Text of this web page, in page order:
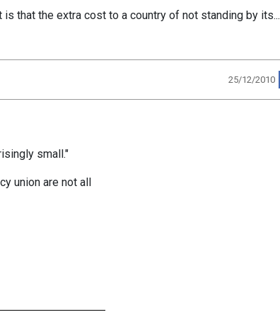
that the extra cost to a country of not standing by its...
25/12/2010
small."
union are not all